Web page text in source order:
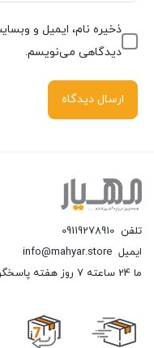
ذخیره نام، ایمیل و
دیدگاهی می‌نویسم.
تلفن 09119278910
ایمیل info@mahyar.store
ما 24 ساعته 7 روز هفته پاسخگوی شما هستیم.